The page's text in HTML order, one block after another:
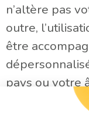
n’altère pas
outre,
être
pays ou votre
vous l’avez
faire,